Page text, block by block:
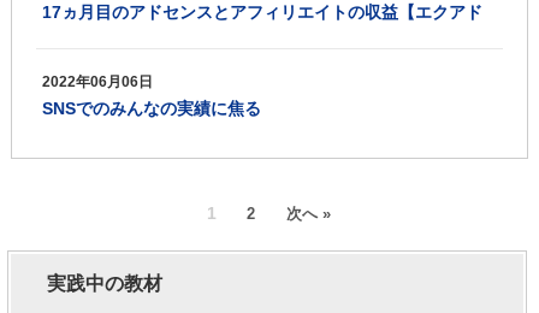
17ヵ月目のアドセンスとアフィリエイトの収益【エクアド
2022年06月06日
SNSでのみんなの実績に焦る
1 2 次へ »
実践中の教材